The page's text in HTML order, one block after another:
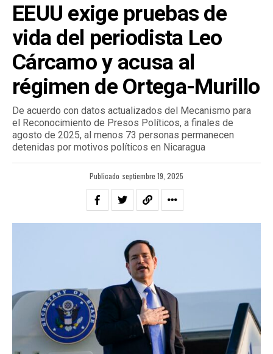
EEUU exige pruebas de
vida del periodista Leo
Cárcamo y acusa al
régimen de Ortega-Murillo
De acuerdo con datos actualizados del Mecanismo para
el Reconocimiento de Presos Políticos, a finales de
agosto de 2025, al menos 73 personas permanecen
detenidas por motivos políticos en Nicaragua
Publicado septiembre 19, 2025